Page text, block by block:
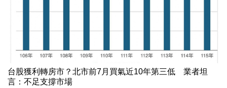
台股獲利轉房市？北市前7月買氣近10年第三低 業者坦
言：不足支撐市場